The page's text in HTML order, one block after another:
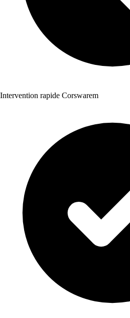
Intervention rapide Corswarem